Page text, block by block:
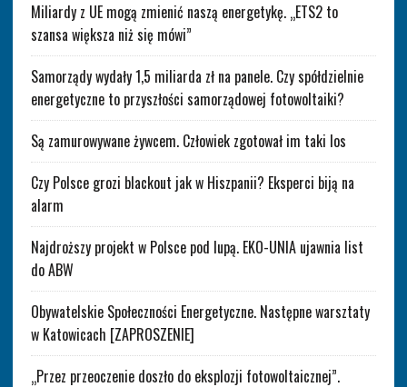
Miliardy z UE mogą zmienić naszą energetykę. „ETS2 to
szansa większa niż się mówi”
Samorządy wydały 1,5 miliarda zł na panele. Czy spółdzielnie
energetyczne to przyszłości samorządowej fotowoltaiki?
Są zamurowywane żywcem. Człowiek zgotował im taki los
Czy Polsce grozi blackout jak w Hiszpanii? Eksperci biją na
alarm
Najdroższy projekt w Polsce pod lupą. EKO-UNIA ujawnia list
do ABW
Obywatelskie Społeczności Energetyczne. Następne warsztaty
w Katowicach [ZAPROSZENIE]
„Przez przeoczenie doszło do eksplozji fotowoltaicznej”.